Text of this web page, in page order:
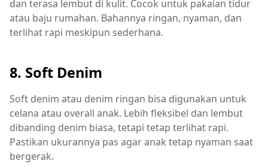
dan terasa lembut di kulit. Cocok untuk pakaian tidur
atau baju rumahan. Bahannya ringan, nyaman, dan
terlihat rapi meskipun sederhana.
8. Soft Denim
Soft denim atau denim ringan bisa digunakan untuk
celana atau overall anak. Lebih fleksibel dan lembut
dibanding denim biasa, tetapi tetap terlihat rapi.
Pastikan ukurannya pas agar anak tetap nyaman saat
bergerak.